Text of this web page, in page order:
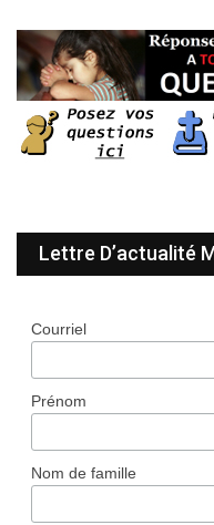
Lettre D’actualité
Courriel
Prénom
Nom de famille